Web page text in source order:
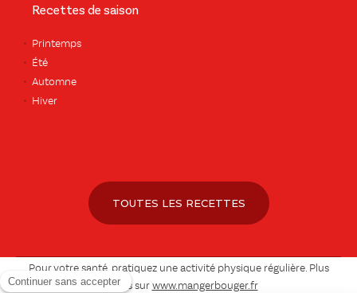
Recettes de saison
Printemps
Été
Automne
Hiver
TOUTES LES RECETTES
Pour votre santé, pratiquez une activité physique régulière. Plus
d’infos sur www.mangerbouger.fr